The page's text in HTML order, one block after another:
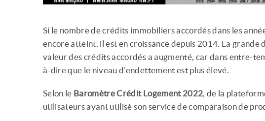
Si le nombre de crédits immobiliers accordés dans les
encore atteint, il est en croissance depuis 2014. La grande
valeur des crédits accordés a augmenté, car dans entre-
à-dire que le niveau d'endettement est plus élevé.
Selon le Baromètre Crédit Logement 2022, de la
utilisateurs ayant utilisé son service de comparaison de